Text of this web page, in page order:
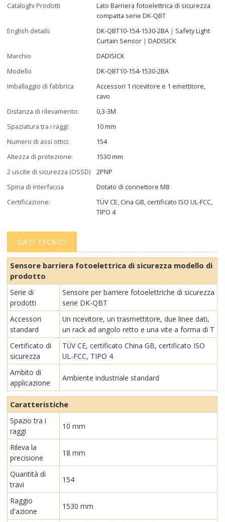
Cataloghi Prodotti
Lato Barriera fotoelettrica di sicurezza
compatta serie DK-QBT
English details
DK-QBT10-154-1530-2BA｜Safety Light
Curtain Sensor｜DADISICK
Marchio
DADISICK
Modello
DK-QBT10-154-1530-2BA
Imballaggio di fabbrica
Accessori 1 ricevitore e 1 emettitore,
cavo
Distanza di rilevamento:
0,3-3M
Spaziatura tra i raggi:
10 mm
Numero di assi ottici:
154
Altezza di protezione:
1530 mm
2 uscite di sicurezza (OSSD)
2PNP
Spina di interfaccia
Dotato di connettore M8
Certificazione:
TÜV CE, Cina GB, certificato ISO UL-FCC,
TIPO 4
DATI TECNICI
Sensore barriera fotoelettrica di sicurezza modello di
prodotto
Serie di
prodotti
Sensore per barriere fotoelettriche di sicurezza
serie DK-QBT
Accessori
standard
Un ricevitore, un trasmettitore, due linee dati,
un rack ad angolo retto e una vite a forma di T
Certificato di
sicurezza
TÜV CE, certificato China GB, certificato ISO
UL-FCC, TIPO 4
Ambito di
applicazione
Ambiente industriale standard
Caratteristiche
Spazio tra i
raggi
10 mm
Rileva la
precisione
18 mm
Quantità di
travi
154
Raggio
d'azione
1530 mm